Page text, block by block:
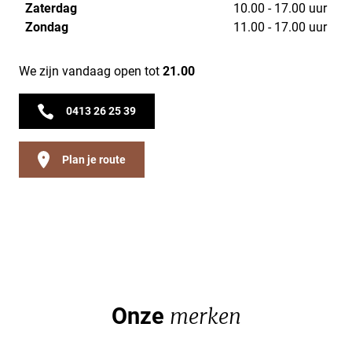
Zaterdag
10.00 - 17.00 uur
Zondag
11.00 - 17.00 uur
We zijn vandaag open tot 21.00
0413 26 25 39
Plan je route
Onze merken